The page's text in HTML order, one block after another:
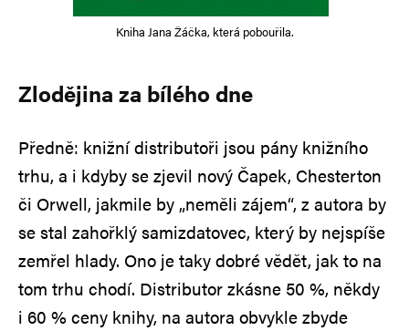
Kniha Jana Žáčka, která pobouřila.
Zlodějina za bílého dne
Předně: knižní distributoři jsou pány knižního
trhu, a i kdyby se zjevil nový Čapek, Chesterton
či Orwell, jakmile by „neměli zájem“, z autora by
se stal zahořklý samizdatovec, který by nejspíše
zemřel hlady. Ono je taky dobré vědět, jak to na
tom trhu chodí. Distributor zkásne 50 %, někdy
i 60 % ceny knihy, na autora obvykle zbyde